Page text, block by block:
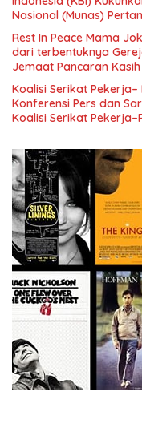
Nasional (Munas)
Pengembangan
Indonesia dan
Rest In Peace Mama
dari terbentuknya
Jemaat Pancaran Kasih
Koalisi Serikat Pekerja–
Konferensi Pers dan
Koalisi Serikat